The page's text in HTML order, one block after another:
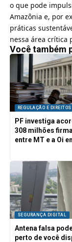
o que pode
Amazônia e, por
práticas
nessa área crítica
Você também
REGULAÇÃO E DIREITOS
PF investiga
308 milhões
entre MT e a Oi
SEGURANÇA DIGITAL
Antena falsa
perto de você